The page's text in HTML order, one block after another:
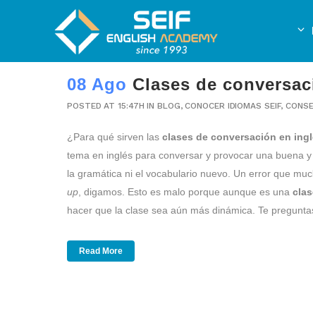
08 Ago Clases de
POSTED AT 15:47H INBLOG,CONOCER IDIOMAS SEIF,
¿Para qué sirven las clases de conversación en
tema en inglés para conversar y provocar una buena
la gramática ni el vocabulario nuevo. Un error que
up , digamos. Esto es malo porque aunque es una
hacer que la clase sea aún más dinámica. Te
Read More